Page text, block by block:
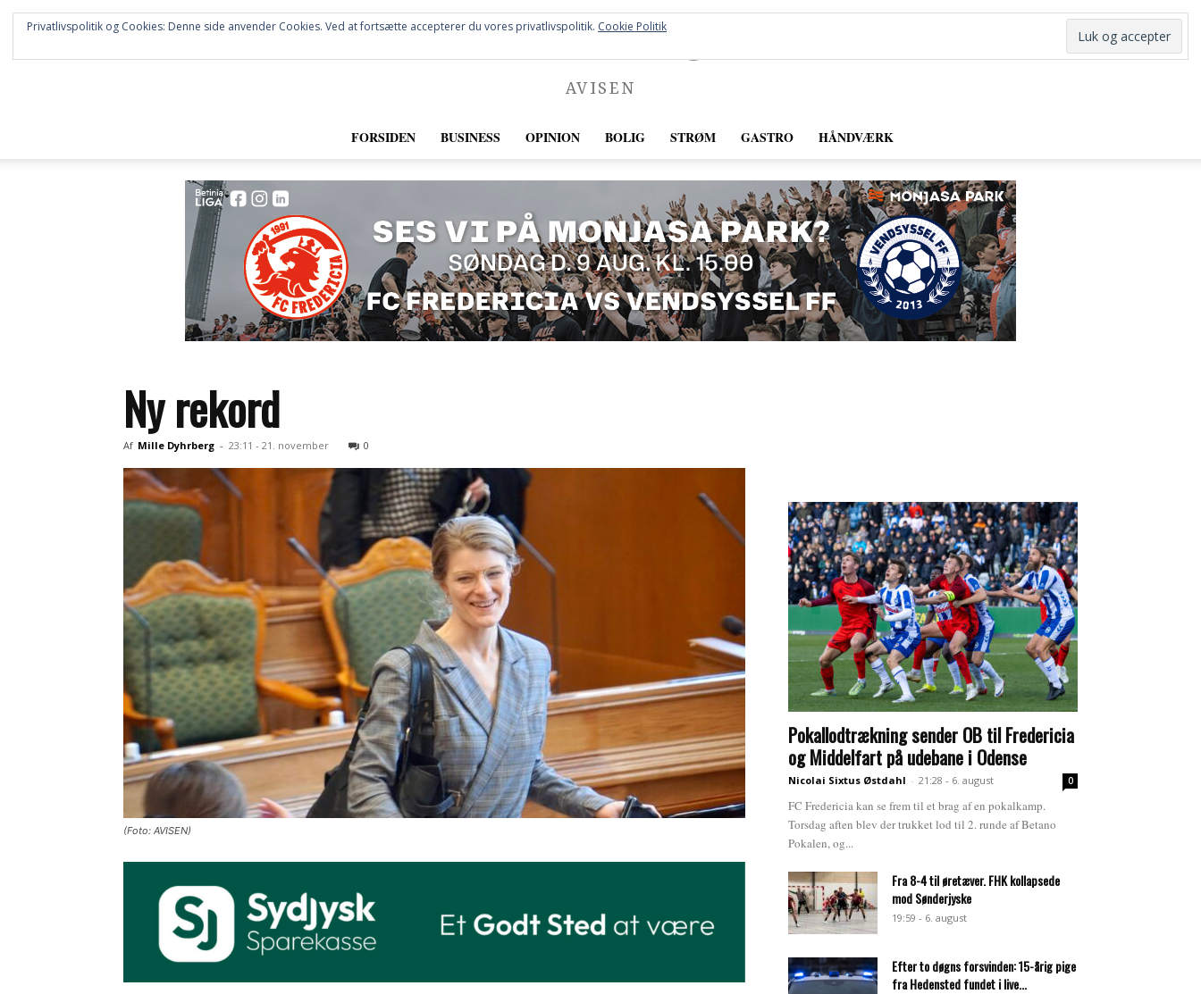
FREDERICIA
AVISEN
FORSIDEN BUSINESS OPINION BOLIG STRØM GASTRO HÅNDVÆRK
Ny rekord
Af Mille Dyhrberg - 23:11 - 21. november 0
(Foto: AVISEN)
Pokallodtrækning sender OB til Fredericia
og Middelfart på udebane i Odense
Nicolai Sixtus Østdahl - 21:28 - 6. august 0
FC Fredericia kan se frem til et brag af en pokalkamp.
Torsdag aften blev der trukket lod til 2. runde af Betano
Pokalen, og...
Fra 8-4 til øretæver. FHK kollapsede
mod Sønderjyske
19:59 - 6. august
Efter to døgns forsvinden: 15-årig pige
fra Hedensted fundet i live...
Privatlivspolitik og Cookies: Denne side anvender Cookies. Ved at fortsætte accepterer du vores privatlivspolitik. Cookie Politik